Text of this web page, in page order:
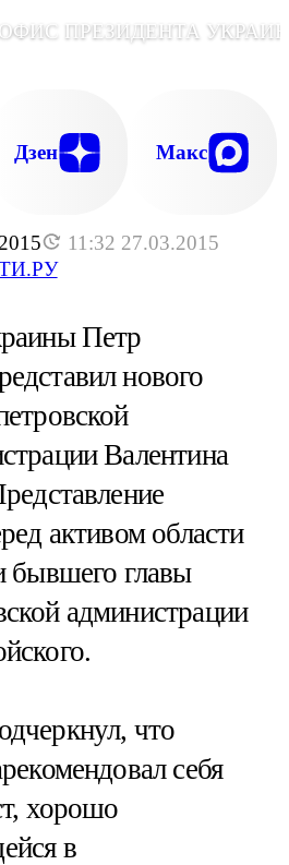
11:32 27.03.2015
ПРЕЗИДЕНТА
Дзен Макс
Петр
нового
Валентина
активом области
бывшего главы
администрации
что
себя
хорошо
в